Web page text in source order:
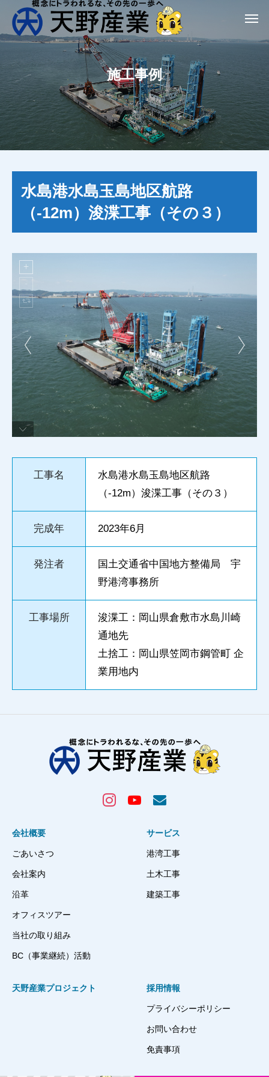
施工事例
水島港水島玉島地区航路
（-12m）浚渫工事（その３）
工事名
水島港水島玉島地区航路
（-12m）浚渫工事（その３）
完成年 2023年6月
発注者
国土交通省中国地方整備局 宇
野港湾事務所
工事場所
浚渫工：岡山県倉敷市水島川崎
通地先
土捨工：岡山県笠岡市鋼管町 企
業用地内
会社概要
ごあいさつ
会社案内
沿革
オフィスツアー
当社の取り組み
BC（事業継続）活動
サービス
港湾工事
土木工事
建築工事
天野産業プロジェクト 採用情報
プライバシーポリシー
お問い合わせ
免責事項